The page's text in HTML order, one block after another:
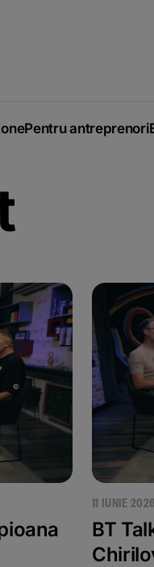
Pentru antreprenori
11 IUNIE 2026
BT